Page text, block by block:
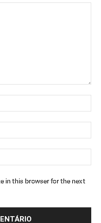
in this browser for the next